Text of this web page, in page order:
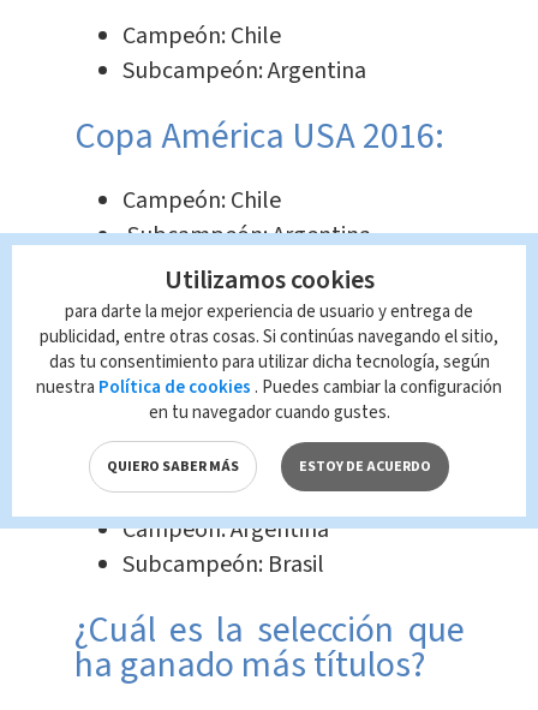
Campeón: Chile
Subcampeón: Argentina
Copa América USA 2016:
Campeón: Chile
Subcampeón: Argentina
Copa América Brasil 2019:
Campeón: Brasil
Subcampeón: Perú
Copa América Brasil 2021:
Campeón: Argentina
Subcampeón: Brasil
¿Cuál es la selección que
ha ganado más títulos?
Utilizamos cookies
para darte la mejor experiencia de usuario y entrega de
publicidad, entre otras cosas. Si continúas navegando el sitio,
das tu consentimiento para utilizar dicha tecnología, según
nuestra Política de cookies . Puedes cambiar la configuración
en tu navegador cuando gustes.
QUIERO SABER MÁS ESTOY DE ACUERDO